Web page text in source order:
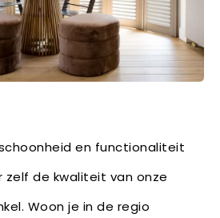
en functionaliteit
zelf de kwaliteit van onze
Woon je in de regio